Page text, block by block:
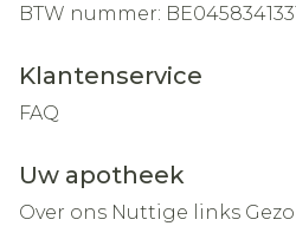
BTW nummer:
Klantenservice
FAQ
Uw apotheek
Over ons Nuttige links